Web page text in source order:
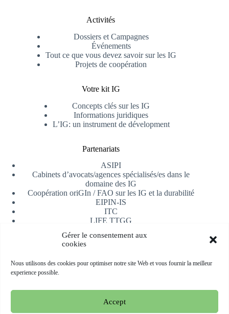
Gérer le consentement aux
cookies
Nous utilisons des cookies pour optimiser notre site Web et vous fournir la meilleur
experience possible.
Accept
Activités
Dossiers et Campagnes
Événements
Tout ce que vous devez savoir sur les IG
Projets de coopération
Votre kit IG
Concepts clés sur les IG
Informations juridiques
L’IG: un instrument de dévelopment
Partenariats
ASIPI
Cabinets d’avocats/agences spécialisés/es dans le
domaine des IG
Coopération oriGIn / FAO sur les IG et la durabilité
EIPIN-IS
ITC
LIFE TTGG
AfrIPI
Recevoir notre newsletter
S'inscrire